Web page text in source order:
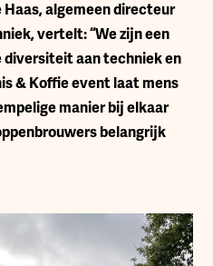
Haas, algemeen directeur
vertelt: “We zijn een
aan techniek en
& Koffie event laat mens
manier bij elkaar
belangrijk